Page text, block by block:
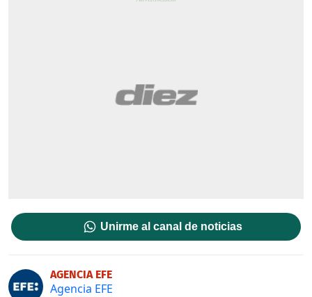
Unirme al canal de noticias
AGENCIA EFE
Agencia EFE